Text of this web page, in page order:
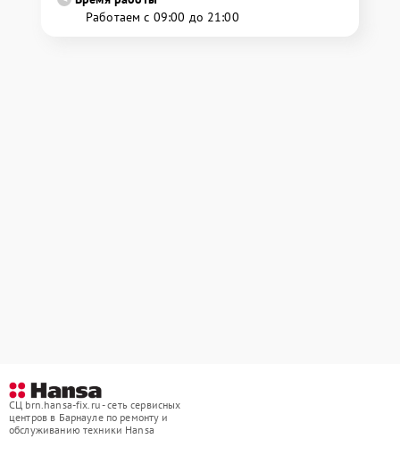
Работаем с 09:00 до 21:00
СЦ brn.hansa-fix.ru - сеть сервисных
центров в Барнауле по ремонту и
обслуживанию техники Hansa